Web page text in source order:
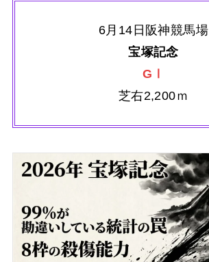
6月14日阪神競馬場
宝塚記念
GⅠ
芝右2,200ｍ